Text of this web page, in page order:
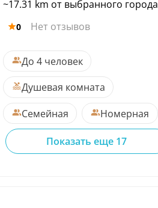
~17.31 km от выбранного города
0 Нет отзывов
До 4 человек
Душевая комната
Семейная
Номерная
Показать еще 17